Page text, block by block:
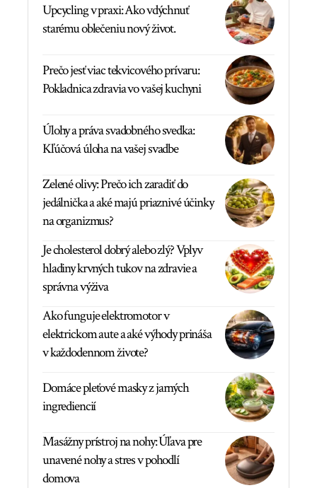
Upcycling v praxi: Ako vdýchnuť
starému oblečeniu nový život.
Prečo jesť viac tekvicového prívaru:
Pokladnica zdravia vo vašej kuchyni
Úlohy a práva svadobného svedka:
Kľúčová úloha na vašej svadbe
Zelené olivy: Prečo ich zaradiť do
jedálnička a aké majú priaznivé účinky
na organizmus?
Je cholesterol dobrý alebo zlý? Vplyv
hladiny krvných tukov na zdravie a
správna výživa
Ako funguje elektromotor v
elektrickom aute a aké výhody prináša
v každodennom živote?
Domáce pleťové masky z jarných
ingrediencií
Masážny prístroj na nohy: Úľava pre
unavené nohy a stres v pohodlí
domova